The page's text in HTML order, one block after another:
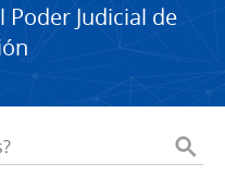
Judicial de